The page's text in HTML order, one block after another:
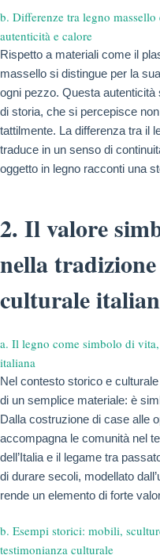
b. Differenze tra legno
autenticità e calore
Rispetto a materiali come il
massello si distingue per la
ogni pezzo. Questa
di storia, che si percepisce
tattilmente. La differenza tra il
traduce in un senso di
oggetto in legno racconti una
2. Il valore
nella
culturale
a. Il legno come simbolo di
italiana
Nel contesto storico e
di un semplice materiale: è
Dalla costruzione di case alle
accompagna le comunità nel
dell’Italia e il legame tra
di durare secoli, modellato
rende un elemento di forte
b. Esempi storici: mobili,
testimonianza culturale